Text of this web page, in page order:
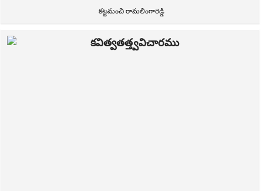
కట్టమంచి రామలింగారెడ్డి